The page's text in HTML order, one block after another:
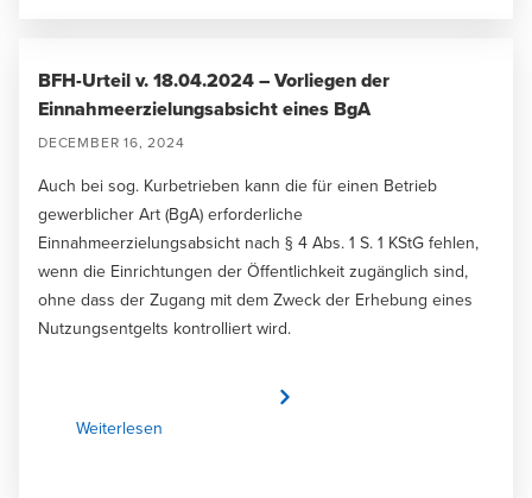
BFH-Urteil v. 18.04.2024 – Vorliegen der
Einnahmeerzielungsabsicht eines BgA
DECEMBER 16, 2024
Auch bei sog. Kurbetrieben kann die für einen Betrieb
gewerblicher Art (BgA) erforderliche
Einnahmeerzielungsabsicht nach § 4 Abs. 1 S. 1 KStG fehlen,
wenn die Einrichtungen der Öffentlichkeit zugänglich sind,
ohne dass der Zugang mit dem Zweck der Erhebung eines
Nutzungsentgelts kontrolliert wird.
Weiterlesen